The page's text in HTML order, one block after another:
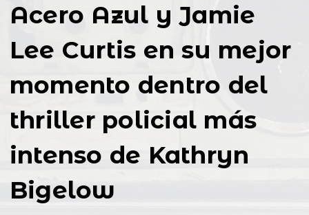
Acero Azul y Jamie
Lee Curtis en su mejor
momento dentro del
thriller policial más
intenso de Kathryn
Bigelow